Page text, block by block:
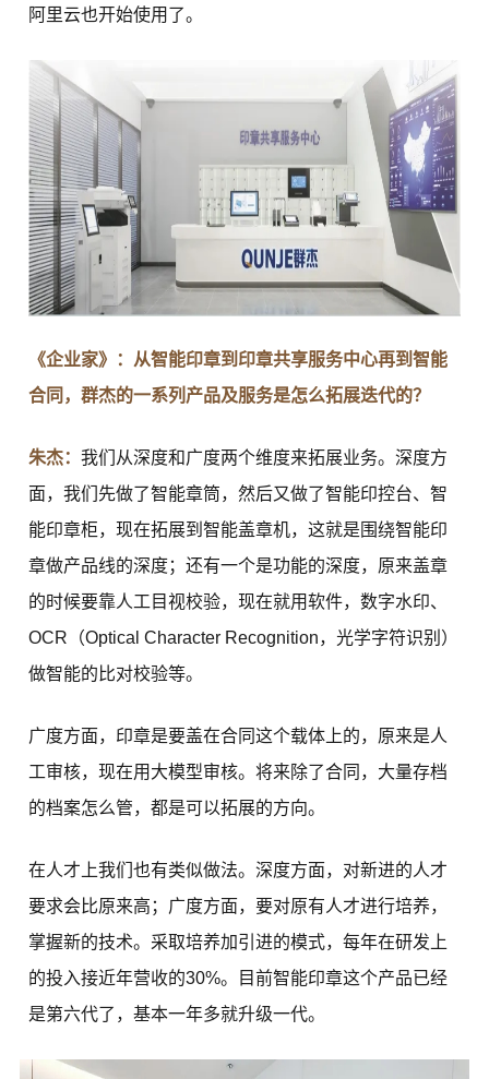
阿里云也开始使用了。
《企业家》：从智能印章到印章共享服务中心再到智能
合同，群杰的一系列产品及服务是怎么拓展迭代的？
朱杰： 我们从深度和广度两个维度来拓展业务。深度方
面，我们先做了智能章筒，然后又做了智能印控台、智
能印章柜，现在拓展到智能盖章机，这就是围绕智能印
章做产品线的深度；还有一个是功能的深度，原来盖章
的时候要靠人工目视校验，现在就用软件，数字水印、
OCR（Optical Character Recognition，光学字符识别）
做智能的比对校验等。
广度方面，印章是要盖在合同这个载体上的，原来是人
工审核，现在用大模型审核。将来除了合同，大量存档
的档案怎么管，都是可以拓展的方向。
在人才上我们也有类似做法。深度方面，对新进的人才
要求会比原来高；广度方面，要对原有人才进行培养，
掌握新的技术。采取培养加引进的模式，每年在研发上
的投入接近年营收的30%。目前智能印章这个产品已经
是第六代了，基本一年多就升级一代。